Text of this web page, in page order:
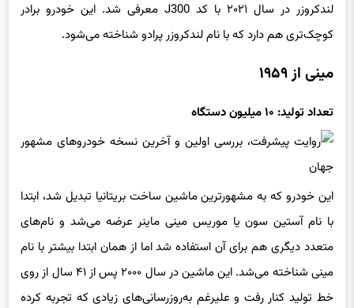
لندکروزر در سال ۲۰۲۱ با کد J300 معرفی شد. این خودرو برادر
کوچک‌تری هم دارد که با نام لندکروزر پرادو شناخته می‌شود.
مینی از ۱۹۵۹
تعداد تولید: ۱۰ میلیون دستگاه
این خودرو که به مشهورترین ماشین ساخت بریتانیا تبدیل شد، ابتدا
با نام آستین سون یا موریس مینی ماینر عرضه می‌شد و نام‌های
متعدد دیگری هم برای آن استفاده شد اما از همان ابتدا بیشتر با نام
مینی شناخته می‌شد. این ماشین در سال ۲۰۰۰ پس از ۴۱ سال از روی
خط تولید کنار رفت و علیرغم به‌روزرسانی‌های زیادی که تجربه کرده